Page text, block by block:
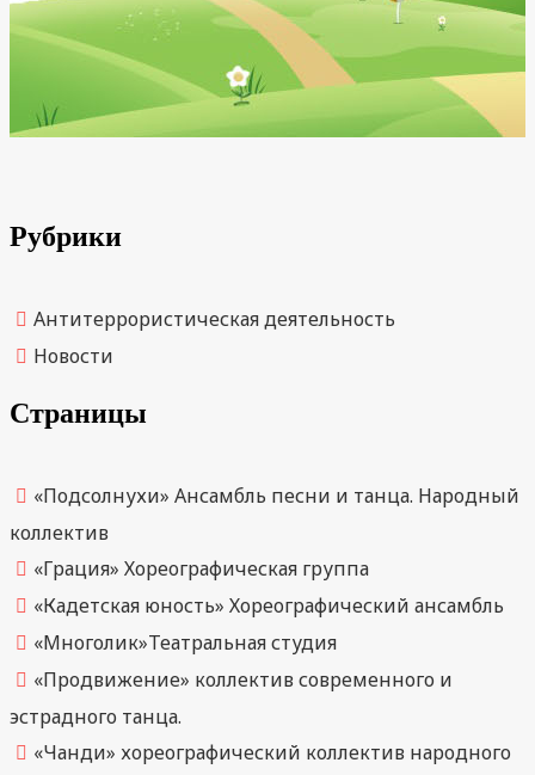
Рубрики
Антитеррористическая деятельность
Новости
Страницы
«Подсолнухи» Ансамбль песни и танца. Народный
коллектив
«Грация» Хореографическая группа
«Кадетская юность» Хореографический ансамбль
«Многолик»Театральная студия
«Продвижение» коллектив современного и
эстрадного танца.
«Чанди» хореографический коллектив народного